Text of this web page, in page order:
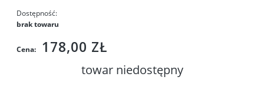
Dostępność:
brak towaru
Cena: 178,00 ZŁ
towar niedostępny